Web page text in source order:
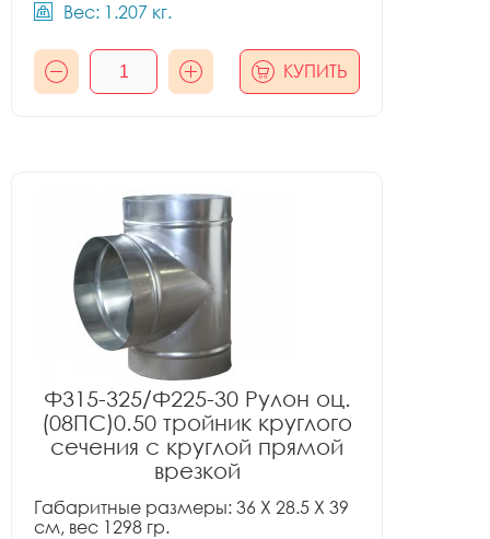
Вес: 1.207 кг.
КУПИТЬ
Ф315-325/Ф225-30 Рулон оц.
(08ПС)0.50 тройник круглого
сечения с круглой прямой
врезкой
Габаритные размеры: 36 X 28.5 X 39
см, вес 1298 гр.